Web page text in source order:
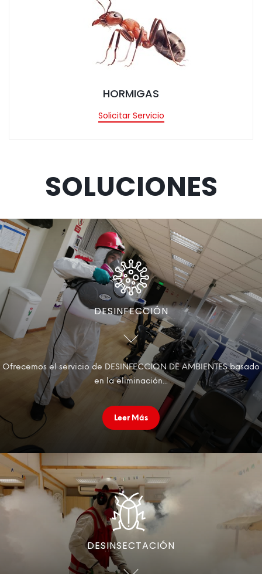
HORMIGAS
Solicitar Servicio
SOLUCIONES
DESINFECCIÓN
Ofrecemos el servicio de DESINFECCION DE AMBIENTES basado
en la eliminación...
Leer Más
DESINSECTACIÓN